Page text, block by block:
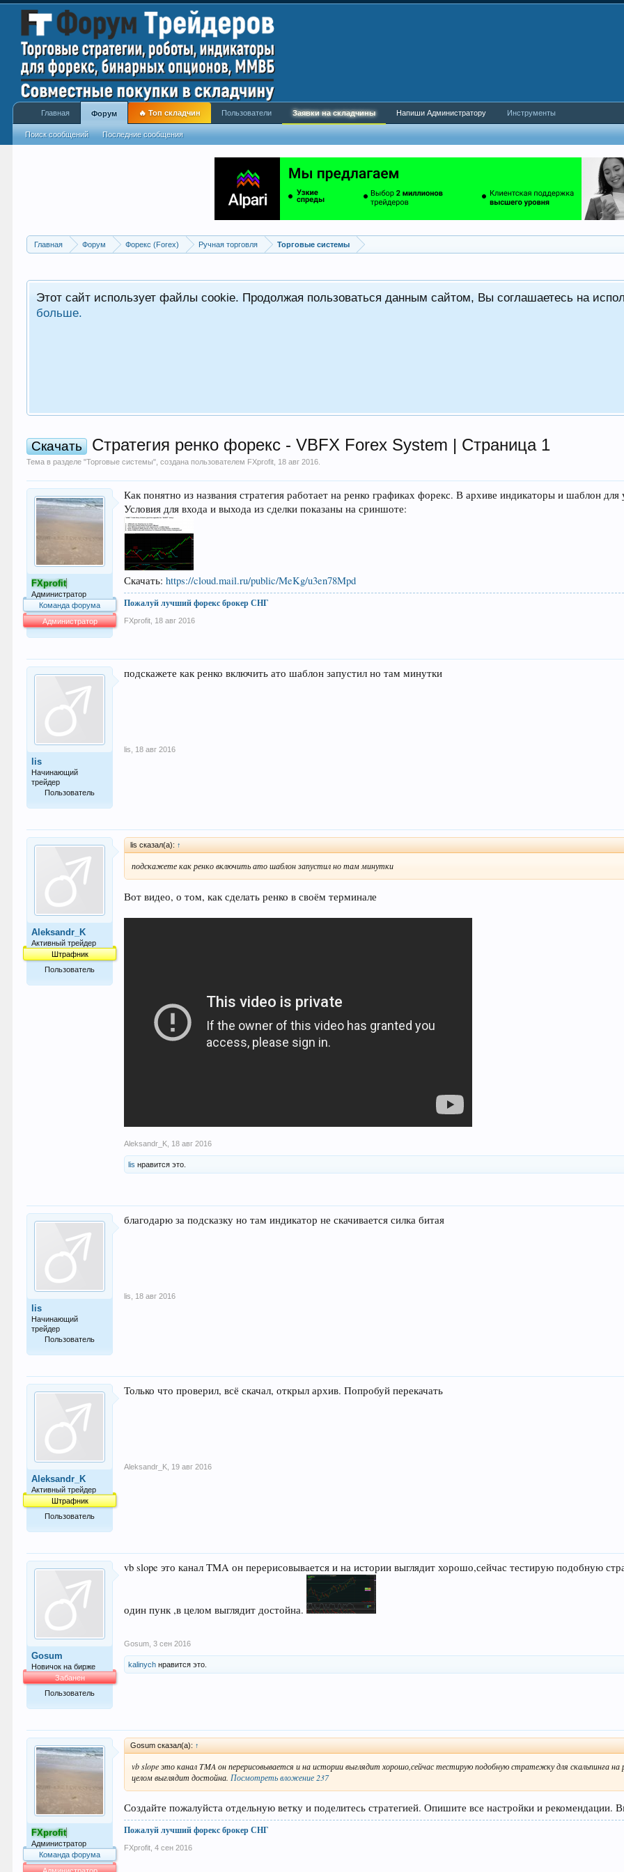
Главная Форум Форекс (Forex) Ручная торговля Торговые системы
Этот сайт использует файлы cookie. Продолжая пользоваться данным сайтом, Вы соглашаетесь на
больше.
Скачать Стратегия ренко форекс - VBFX Forex System | Страница 1
Тема в разделе "Торговые системы", создана пользователем FXprofit 18 авг 2016
FXprofit
Администратор
Команда форума
Администратор
Как понятно из названия стратегия работает на ренко графиках форекс. В архиве индикаторы и шаблон для
Условия для входа и выхода из сделки показаны на сриншоте:
Скачать:https://cloud.mail.ru/public/MeKg/u3en78Mpd
Пожалуй лучший форекс брокер СНГ
FXprofit 18 авг 2016
lis
Начинающий
трейдер
Пользователь
подскажете как ренко включить ато шаблон запустил но там минутки
lis 18 авг 2016
Aleksandr_K
Активный трейдер
Штрафник
Пользователь
lis сказал(а): ↑
подскажете как ренко включить ато шаблон запустил но там минутки
Вот видео, о том, как сделать ренко в своём терминале
Aleksandr_K 18 авг 2016
lis нравится это.
lis
Начинающий
трейдер
Пользователь
благодарю за подсказку но там индикатор не скачивается силка битая
lis 18 авг 2016
Aleksandr_K
Активный трейдер
Штрафник
Пользователь
Только что проверил, всё скачал, открыл архив. Попробуй перекачать
Aleksandr_K 19 авг 2016
Gosum
Новичок на бирже
Забанен
Пользователь
vb slope это канал TMA он перерисовывается и на истории выглядит хорошо,сейчас тестирую подобную
один пунк ,в целом выглядит достойна.
Gosum 3 сен 2016
kalinych нравится это.
FXprofit
Администратор
Команда форума
Gosum сказал(а): ↑
vb slope это канал TMA он перерисовывается и на истории выглядит хорошо,сейчас тестирую подобную стратежку для скальпинга
целом выглядит достойна. Посмотреть вложение 237
Создайте пожалуйста отдельную ветку и поделитесь стратегией. Опишите все настройки и
Пожалуй лучший форекс брокер СНГ
FXprofit 4 сен 2016
Главная Форум
Поиск сообщений Последние сообщения
🔥 Топ складчин Пользователи Заявки на складчины Напиши Администратору Инструменты